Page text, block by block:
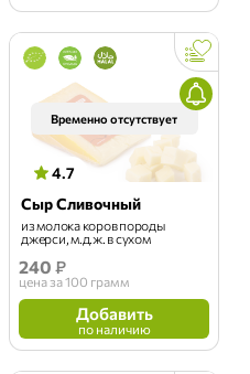
Временно отсутствует
4.7
Сыр Сливочный
из молока коров породы
джерси, м.д.ж. в сухом
веществе - 50%, на развес
240 ₽
цена за 100 грамм
Добавить
по наличию